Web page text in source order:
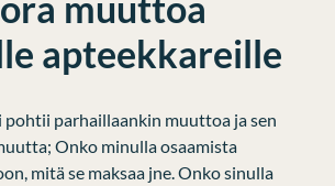
apteekkareille
parhaillaankin muuttoa ja sen
Onko minulla osaamista
mitä se maksaa jne. Onko sinulla